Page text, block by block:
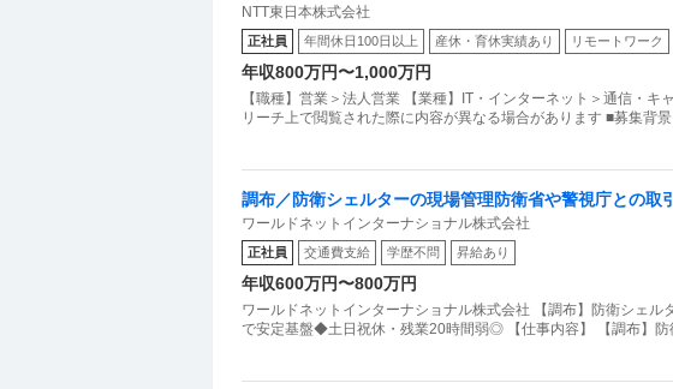
グ営業
NTT東日本株式会社
正社員 年間休日100日以上 産休・育休実績あり リモートワーク
年収800万円〜1,000万円
【職種】営業＞法人営業 【業種】IT・インターネット＞通信・
リーチ上で閲覧された際に内容が異なる場合があります ■募集背
調布／防衛シェルターの現場管理防衛省や警視庁との取
弱
ワールドネットインターナショナル株式会社
正社員 交通費支給 学歴不問 昇給あり
年収600万円〜800万円
ワールドネットインターナショナル株式会社 【調布】防衛シェ
で安定基盤◆土日祝休・残業20時間弱◎ 【仕事内容】 【調布】